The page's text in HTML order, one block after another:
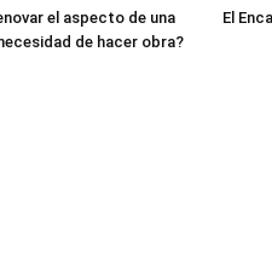
el aspecto de una
de hacer obra?
El